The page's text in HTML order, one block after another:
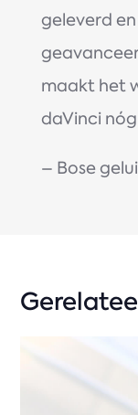
geleverd
maakt het
daVinci
– Bose